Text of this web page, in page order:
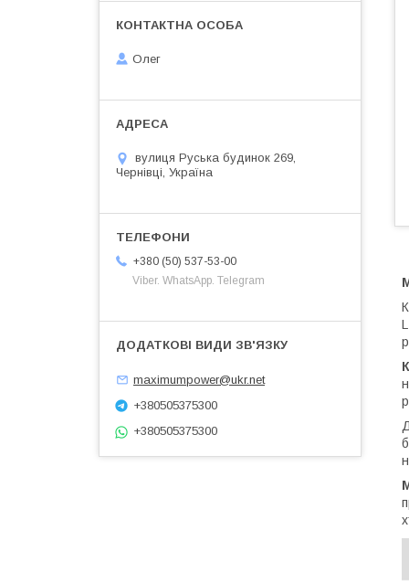
Олег
вулиця Руська будинок 269,
Чернівці, Україна
+380 (50) 537-53-00
Viber. WhatsApp. Telegram
maximumpower@ukr.net
+380505375300
+380505375300